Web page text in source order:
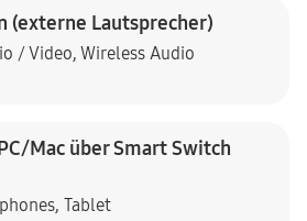
(externe Lautsprecher)
/ Video, Wireless Audio
Mac über Smart Switch
, Tablet